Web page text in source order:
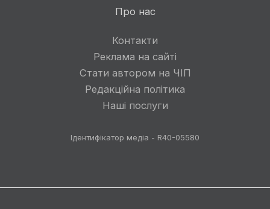
Про нас
Контакти
Реклама на сайті
Стати автором на ЧІП
Редакційна політика
Наші послуги
Ідентифікатор медіа - R40-05580